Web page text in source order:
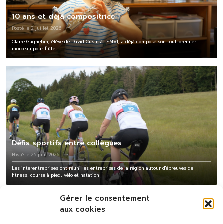
Gérer le consentement
aux cookies
10 ans et déjà compositrice
Posté le 2 juillet 2026
Claire Gagnebin, élève de David Cusin à l'EMVJ, a déjà composé son tout premier
morceau pour flûte
Défis sportifs entre collègues
Posté le 25 juin 2026
Les interentreprises ont réuni les entreprises de la région autour d'épreuves de
fitness, course à pied, vélo et natation